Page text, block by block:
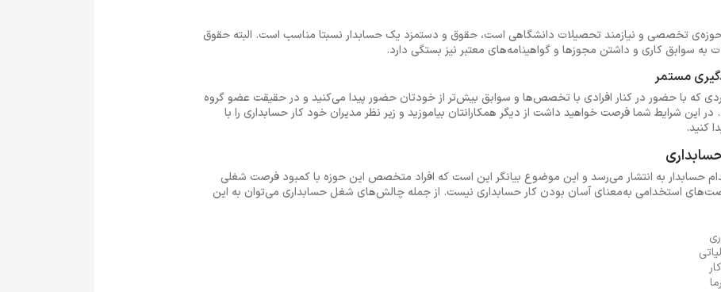
حوزه‌ی تخصصی و نیازمند تحصیلات دانشگاهی است، حقوق و دستمزد یک حسابدار نسبتا مناسب است. البته حقوق
به سوابق کاری و داشتن مجوزها و گواهینامه‌های معتبر نیز بستگی دارد.
که با حضور در کنار افرادی با تخصص‌ها و سوابق بیش‌تر از خودتان حضور پیدا می‌کنید و در حقیقت عضو گروه
شرایط شما فرصت خواهید داشت از دیگر همکارانتان بیاموزید و زیر نظر مدیران خود کار حسابداری را با
کنید.
حسابدار به انتشار می‌رسد و این موضوع بیانگر این است که افراد متخصص این حوزه با کمبود فرصت شغلی
استخدامی به‌معنای آسان بودن کار حسابداری نیست. از جمله چالش‌های شغل حسابداری می‌توان به این